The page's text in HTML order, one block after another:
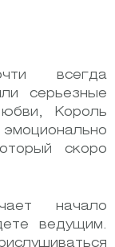
всегда
серьезные
Король
скоро
начало
ведущим.